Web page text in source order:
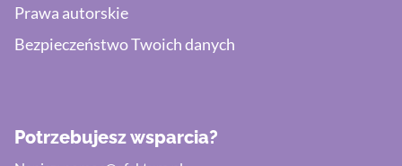
Prawa autorskie
Bezpieczeństwo Twoich danych
Potrzebujesz wsparcia?